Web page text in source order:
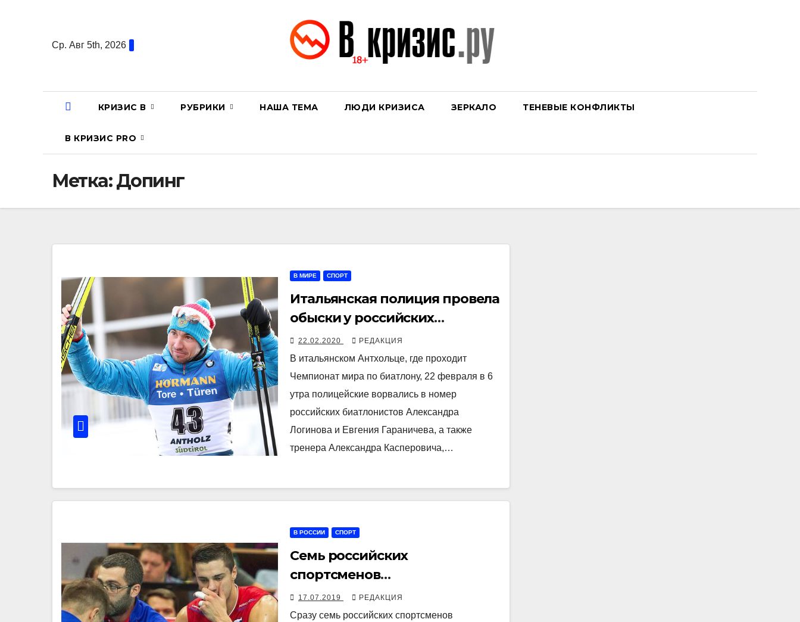
содержаниюСр. Авг 5th, 2026
КРИЗИС В РУБРИКИ НАША ТЕМА ЛЮДИ КРИЗИСА ЗЕРКАЛО ТЕНЕВЫЕ КОНФЛИКТЫ
В КРИЗИС PRO
Метка:Допинг
В МИРЕ СПОРТ
Итальянская полиция провела
обыски у российских
биатлонистов
22.02.2020 РЕДАКЦИЯ
В итальянском Антхольце, где проходит
Чемпионат мира по биатлону, 22 февраля в 6
утра полицейские ворвались в номер
российских биатлонистов Александра
Логинова и Евгения Гараничева, а также
тренера Александра Касперовича,…
В РОССИИ СПОРТ
Семь российских
спортсменов
дисквалифицированы за
допинг
17.07.2019 РЕДАКЦИЯ
Сразу семь российских спортсменов